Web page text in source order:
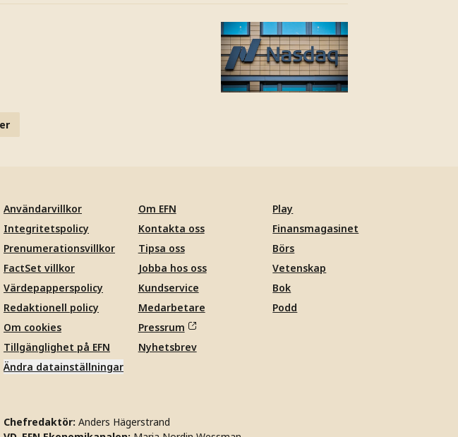
Användarvillkor
Integritetspolicy
Prenumerationsvillkor
FactSet villkor
Värdepapperspolicy
Redaktionell policy
Om cookies
Tillgänglighet på EFN
Ändra datainställningar
Om EFN
Kontakta oss
Tipsa oss
Jobba hos oss
Kundservice
Medarbetare
Pressrum
Nyhetsbrev
Play
Finansmagasinet
Börs
Vetenskap
Bok
Podd
Chefredaktör: Anders Hägerstrand